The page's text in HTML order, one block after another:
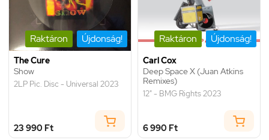
Raktáron Újdonság!
The Cure
Show
2LP Pic. Disc - Universal 2023
23 990 Ft
Raktáron Újdonság!
Carl Cox
Deep Space X (Juan Atkins
Remixes)
12" - BMG Rights 2023
6 990 Ft